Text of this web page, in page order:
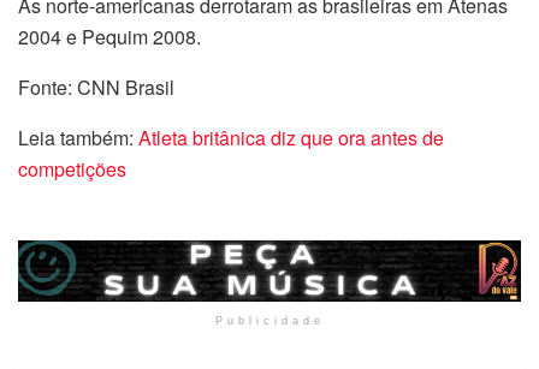
2004 e Pequim 2008.
Fonte: CNN Brasil
Leia também: Atleta britânica diz que ora antes de
competições
Publicidade